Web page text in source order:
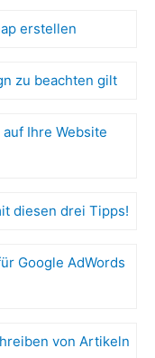
erstellen
zu beachten gilt
Ihre Website
diesen drei Tipps!
Google AdWords
von Artikeln